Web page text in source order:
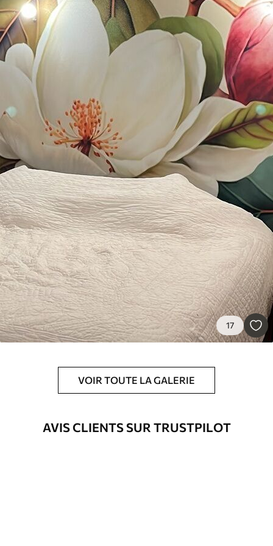
Premium
56.6734
Vinyle Premium
65 .00
Peel and Stick
49.00 €/m²
17
VOIR TOUTE LA GALERIE
AVIS CLIENTS SUR TRUSTPILOT